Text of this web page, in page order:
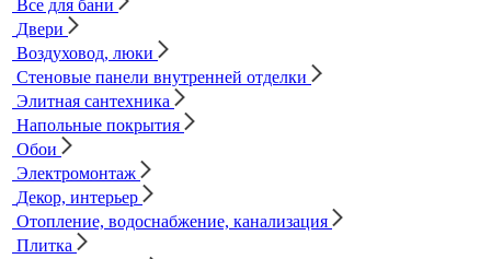
Все для бани
Двери
Воздуховод, люки
Стеновые панели внутренней отделки
Элитная сантехника
Напольные покрытия
Обои
Электромонтаж
Декор, интерьер
Отопление, водоснабжение, канализация
Плитка